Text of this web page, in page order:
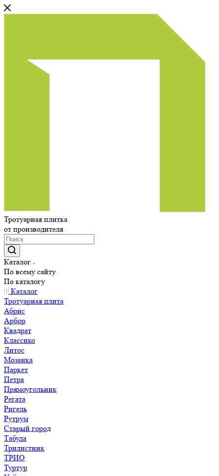
Тротуарная плитка
от производителя
Каталог
По всему сайту
По каталогу
Каталог
Тротуарная плита
Абрис
Арбор
Квадрат
Классико
Литос
Мозаика
Паркет
Петра
Прямоугольник
Регата
Ригель
Рутрум
Старый город
Табула
Трилистник
ТРИО
Туртур